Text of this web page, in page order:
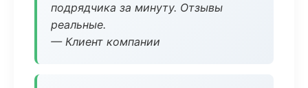
подрядчика за минуту. Отзывы
реальные.
— Клиент компании